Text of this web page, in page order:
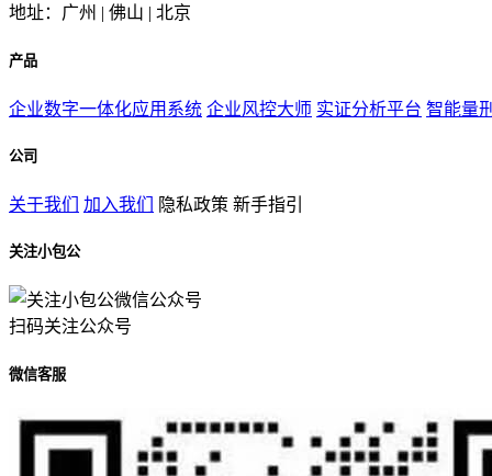
地址：广州 | 佛山 | 北京
产品
企业数字一体化应用系统 企业风控大师 实证分析平台 智能量
公司
关于我们 加入我们 隐私政策 新手指引
关注小包公
扫码关注公众号
微信客服